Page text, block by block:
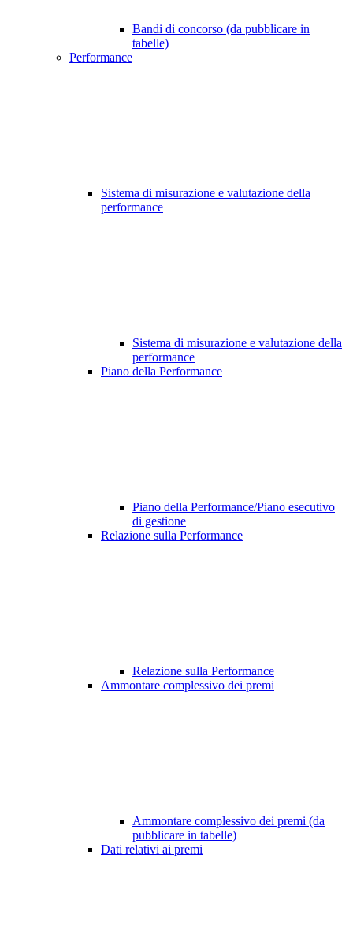
Bandi di concorso (da pubblicare in
tabelle)
Performance
Sistema di misurazione e valutazione della
performance
Sistema di misurazione e valutazione della
performance
Piano della Performance
Piano della Performance/Piano esecutivo
di gestione
Relazione sulla Performance
Relazione sulla Performance
Ammontare complessivo dei premi
Ammontare complessivo dei premi (da
pubblicare in tabelle)
Dati relativi ai premi